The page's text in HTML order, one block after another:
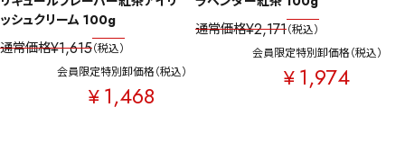
ッシュクリーム 100g
通常価格¥1,615 税込
会員限定特別卸価格
¥1,468
税込
通常価格¥2,171 税込
会員限定特別卸価格
¥1,974
税込